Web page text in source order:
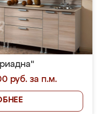
руб. за п.м.